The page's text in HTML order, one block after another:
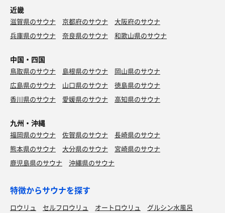
近畿
滋賀県のサウナ 京都府のサウナ
大阪府のサウナ
兵庫県のサウナ
奈良県のサウナ 和歌山県のサウナ
中国・四国
鳥取県のサウナ 島根県のサウナ
岡山県のサウナ
広島県のサウナ
山口県のサウナ
徳島県のサウナ
香川県のサウナ
愛媛県のサウナ 高知県のサウナ
九州・沖縄
福岡県のサウナ 佐賀県のサウナ
長崎県のサウナ
熊本県のサウナ
大分県のサウナ
宮崎県のサウナ
鹿児島県のサウナ
沖縄県のサウナ
特徴からサウナを探す
ロウリュ セルフロウリュ オートロウリュ
グルシン水風呂